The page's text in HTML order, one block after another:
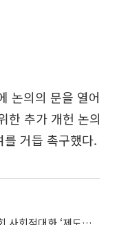
논의의 문을 열어
한 추가 개헌 논의
거듭 촉구했다.